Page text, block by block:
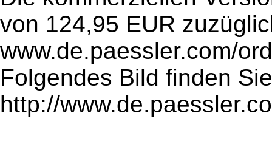
von 124,95 EUR
www.de.paessler.com/
Folgendes Bild finden
http://